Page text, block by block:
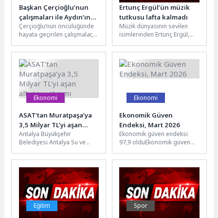
Başkan Çerçioğlu’nun
çalışmaları ile Aydın’ın
altyapısı her geçen gün
daha da güçleniyor
Çerçioğlu’nun öncülüğünde
hayata geçirilen çalışmalar,
geleceğine de hizmet etmeyi
sürdürüyor.Aydın
Büyükşehir...
Ertunç Ergül’ün müzik
tutkusu lafta kalmadı
Müzik dünyasının sevilen
isimlerinden Ertunç Ergül,
Kaldı"yı müzikseverlerin
beğenisine sundu. Küçük...
Ekonomi
ASAT’tan Muratpaşa’ya
3,5 Milyar TL’yi aşan
altyapı yatırımı
Antalya Büyükşehir
Belediyesi Antalya Su ve
Müdürlüğü, 2019-2026 yılları
arasında Muratpaşa...
Ekonomi
Ekonomik Güven
Endeksi, Mart 2026
Ekonomik güven endeksi
97,9 olduEkonomik güven
iken, Mart ayında %2,8
oranında...
Eğitim Spor